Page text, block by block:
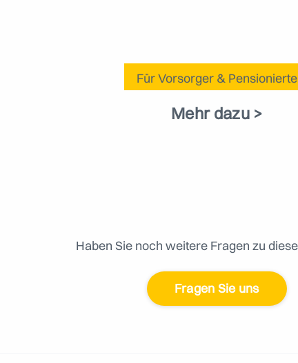
Für Vorsorger & Pensionierte
Mehr dazu >
Haben Sie noch weitere Fragen zu
Fragen Sie uns